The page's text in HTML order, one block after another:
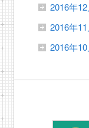
2016年12
2016年11
2016年10